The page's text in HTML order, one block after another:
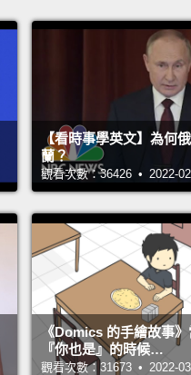
【看時事學英文】為何
蘭？
觀看次數：36426 • 2022-
《Domics 的手繪故事
『你也是』的時候…
觀看次數：31673 • 2022-